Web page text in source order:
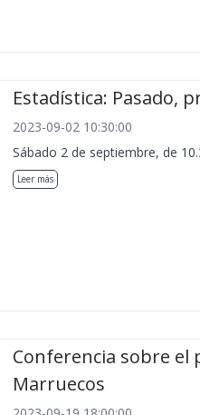
Estadística: Pasado,
2023-09-02 10:30:00
Sábado 2 de septiembre, de
Leer más
Conferencia sobre el
Marruecos